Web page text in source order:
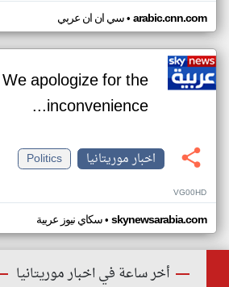
سي ان ان عربي• arabic.cnn.com
We apologize for the
inconvenience...
اخبار موريتانيا
Politics
VG00HD
سكاي نيوز عربية• skynewsarabia.com
أخر ساعة في اخبار موريتانيا